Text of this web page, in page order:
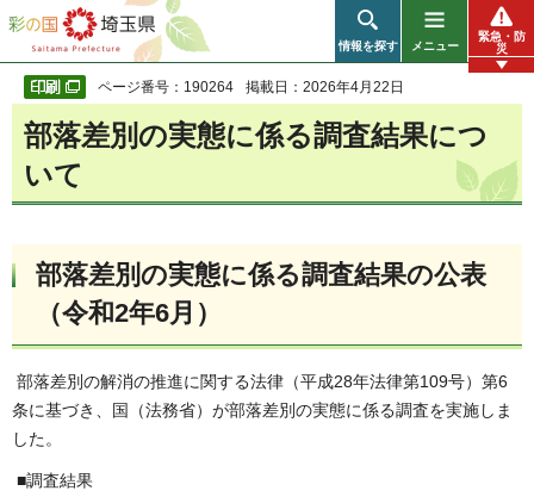
彩の国 埼玉県
情報を探す メニュー
緊急・防
災
ページ番号：190264 掲載日：2026年4月22日
部落差別の実態に係る調査結果につ
いて
部落差別の実態に係る調査結果の公表
（令和2年6月）
部落差別の解消の推進に関する法律（平成28年法律第109号）第6
条に基づき、国（法務省）が部落差別の実態に係る調査を実施しま
した。
■調査結果